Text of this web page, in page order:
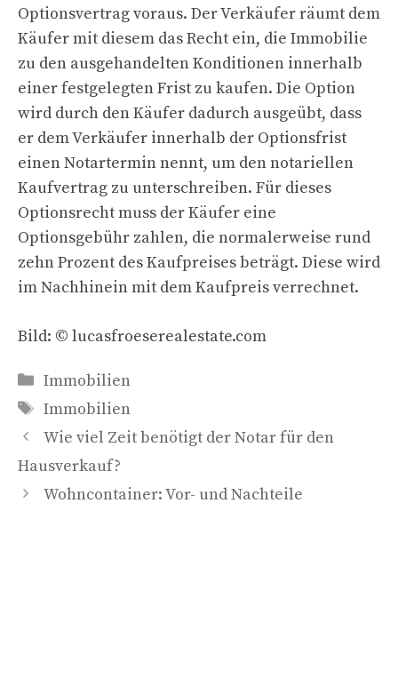
Optionsvertrag voraus. Der Verkäufer räumt dem
Käufer mit diesem das Recht ein, die Immobilie
zu den ausgehandelten Konditionen innerhalb
einer festgelegten Frist zu kaufen. Die Option
wird durch den Käufer dadurch ausgeübt, dass
er dem Verkäufer innerhalb der Optionsfrist
einen Notartermin nennt, um den notariellen
Kaufvertrag zu unterschreiben. Für dieses
Optionsrecht muss der Käufer eine
Optionsgebühr zahlen, die normalerweise rund
zehn Prozent des Kaufpreises beträgt. Diese wird
im Nachhinein mit dem Kaufpreis verrechnet.
Bild: © lucasfroeserealestate.com
Kategorien
Immobilien
Schlagwörter
Immobilien
Wie viel Zeit benötigt der Notar für den
Hausverkauf?
Wohncontainer: Vor- und Nachteile